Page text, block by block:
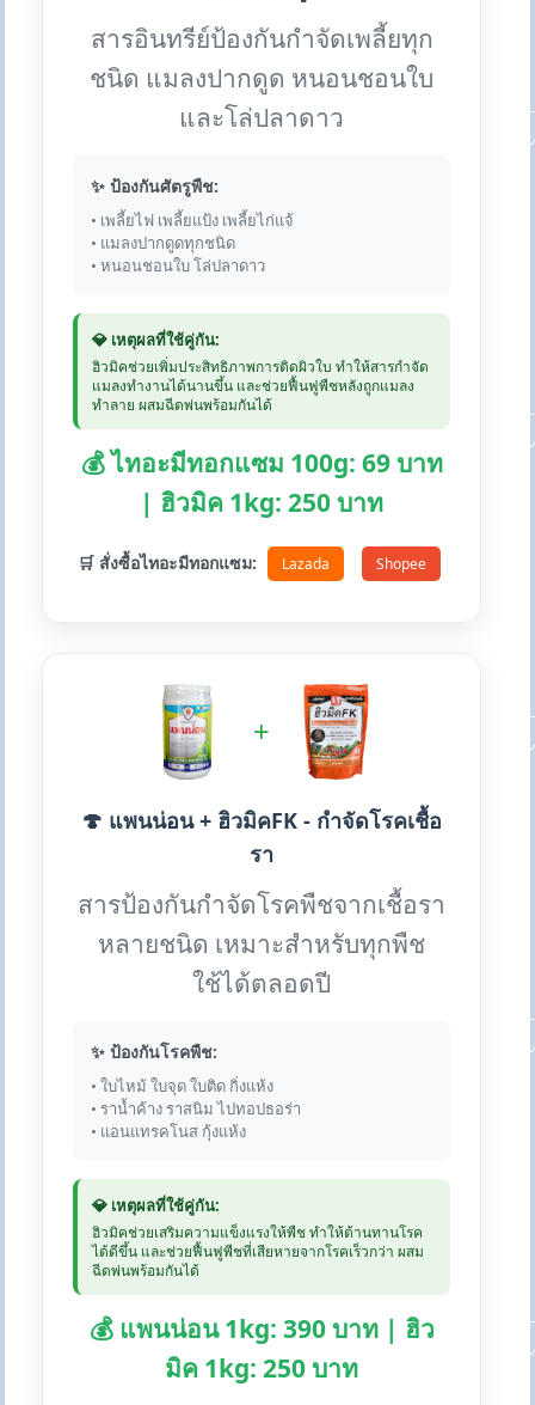
สารอินทรีย์ป้องกันกำจัดเพลี้ยทุก
ชนิด แมลงปากดูด หนอนชอนใบ
และโล่ปลาดาว
✨ ป้องกันศัตรูพืช:
• เพลี้ยไฟ เพลี้ยแป้ง เพลี้ยไก่แจ้
• แมลงปากดูดทุกชนิด
• หนอนชอนใบ โล่ปลาดาว
💎 เหตุผลที่ใช้คู่กัน:
ฮิวมิคช่วยเพิ่มประสิทธิภาพการติดผิวใบ ทำให้สารกำจัด
แมลงทำงานได้นานขึ้น และช่วยฟื้นฟูพืชหลังถูกแมลง
ทำลาย ผสมฉีดพ่นพร้อมกันได้
💰 ไทอะมีทอกแซม 100g: 69 บาท
| ฮิวมิค 1kg: 250 บาท
🛒 สั่งซื้อไทอะมีทอกแซม: Lazada Shopee
+
🍄 แพนน่อน + ฮิวมิคFK - กำจัดโรคเชื้อ
รา
สารป้องกันกำจัดโรคพืชจากเชื้อรา
หลายชนิด เหมาะสำหรับทุกพืช
ใช้ได้ตลอดปี
✨ ป้องกันโรคพืช:
• ใบไหม้ ใบจุด ใบติด กิ่งแห้ง
• ราน้ำค้าง ราสนิม ไปทอปธอร่า
• แอนแทรคโนส กุ้งแห้ง
💎 เหตุผลที่ใช้คู่กัน:
ฮิวมิคช่วยเสริมความแข็งแรงให้พืช ทำให้ต้านทานโรค
ได้ดีขึ้น และช่วยฟื้นฟูพืชที่เสียหายจากโรคเร็วกว่า ผสม
ฉีดพ่นพร้อมกันได้
💰 แพนน่อน 1kg: 390 บาท | ฮิว
มิค 1kg: 250 บาท